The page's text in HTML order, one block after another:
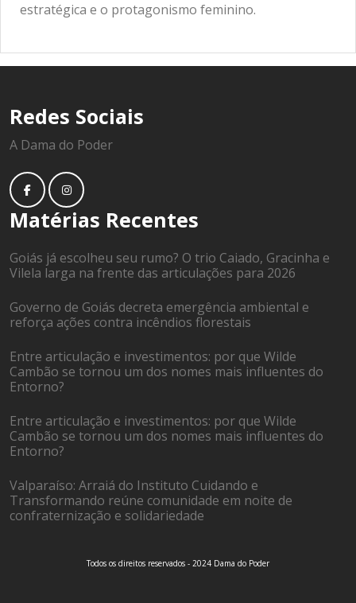
estratégica e o protagonismo feminino.
Redes Sociais
A Dama do Poder
Matérias Recentes
Goiás já escolheu seu rumo? O trio Caiado, Gracinha e
Vilela larga na frente das articulações para 2026
Governo de Goiás decreta emergência ambiental e
reforça ações contra incêndios florestais
Entre articulação e investimentos: por que Wilde
Cambão se tornou um dos nomes mais influentes do
Entorno?
Entre articulação e investimentos: por que Wilde
Cambão se tornou um dos nomes mais influentes do
Entorno?
Valparaíso: Arraiá do Instituto Cuidando e
Transformando reúne comunidade em noite de
confraternização e solidariedade
Todos os direitos reservados - 2024 Dama do Poder